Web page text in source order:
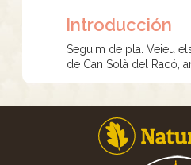
Introducción
Seguim de pla. Veieu
de Can Solà del Racó,